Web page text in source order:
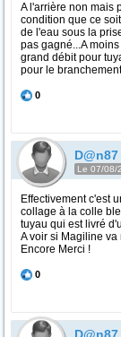
A l'arrière non mais
condition que ce
de l'eau sous la
pas gagné...A
grand débit pour
pour le
0
D@n87
Le 07/08/
Effectivement c'est
collage à la colle
tuyau qui est livré
A voir si Magiline
Encore Merci !
0